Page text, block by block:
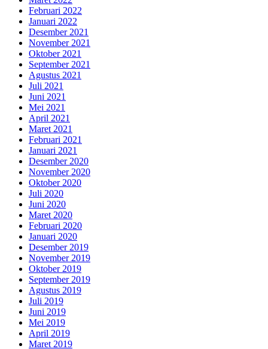
Februari 2022
Januari 2022
Desember 2021
November 2021
Oktober 2021
September 2021
Agustus 2021
Juli 2021
Juni 2021
Mei 2021
April 2021
Maret 2021
Februari 2021
Januari 2021
Desember 2020
November 2020
Oktober 2020
Juli 2020
Juni 2020
Maret 2020
Februari 2020
Januari 2020
Desember 2019
November 2019
Oktober 2019
September 2019
Agustus 2019
Juli 2019
Juni 2019
Mei 2019
April 2019
Maret 2019